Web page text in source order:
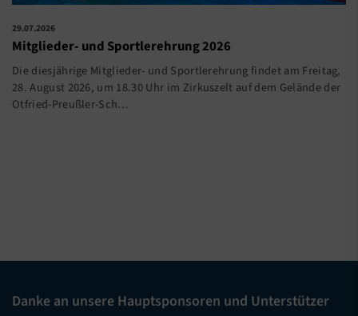
29.07.2026
Mitglieder- und Sportlerehrung 2026
Die diesjährige Mitglieder- und Sportlerehrung findet am Freitag,
28. August 2026, um 18.30 Uhr im Zirkuszelt auf dem Gelände der
Otfried-Preußler-Sch…
Danke an unsere Hauptsponsoren und Unterstützer